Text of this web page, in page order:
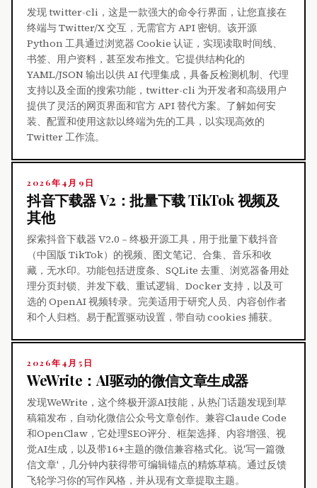
发现 twitter-cli，这是一款强大的命令行界面，让您直接在
终端与 Twitter/X 交互，无需官方 API 密钥。该开源
Python 工具通过浏览器 Cookie 认证，实现读取时间线、
书签、用户资料，甚至发布推文。它提供结构化的
YAML/JSON 输出以供 AI 代理集成，具备反检测机制、代理
支持以及全面的搜索功能，twitter-cli 为开发者和高级用户
提供了灵活的网页界面和官方 API 替代方案。了解如何安
装、配置和使用这款以终端为先的工具，以实现高效的
Twitter 工作流。
2026年4月9日
抖音下载器 V2：批量下载 TikTok 视频及
其他
探索抖音下载器 V2.0 – 终极开源工具，用于批量下载抖音
（中国版 TikTok）的视频、图文笔记、合集、音乐和收
藏，无水印。功能包括进度条、SQLite 去重、浏览器备用处
理分页封锁、并发下载、重试逻辑、Docker 支持，以及可
选的 OpenAI 视频转录。完美适用于研究人员、内容创作者
和个人归档。易于配置驱动设置，带自动 cookies 捕获。
2026年4月5日
WeWrite：AI驱动的微信文章生成器
发现WeWrite，这个终极开源AI技能，从热门话题发现到草
稿箱发布，自动化微信公众号文章创作。兼容Claude Code
和OpenClaw，它处理SEO评分、框架选择、内容增强、视
觉AI生成，以及带16+主题的微信兼容格式化。说'写一篇微
信文章'，几分钟内获得带可编辑锚点的精炼草稿。通过反馈
飞轮学习你的写作风格，并从现有文章提取主题。